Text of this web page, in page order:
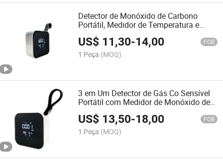
Detector de Monóxido de Carbono
Portátil, Medidor de Temperatura e
Umidade, Instrumentos de Medição
Eletrônicos
US$ 11,30-14,00 FOB
1 Peça (MOQ)
3 em Um Detector de Gás Co Sensível
Portátil com Medidor de Monóxido de
Carbono e Corda
US$ 13,50-18,00 FOB
1 Peça (MOQ)